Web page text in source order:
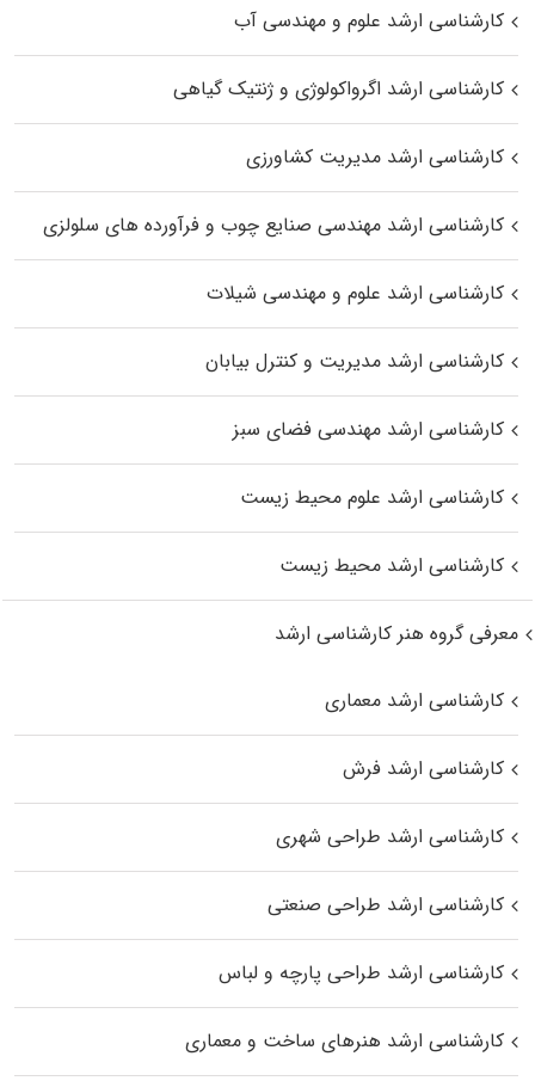
کارشناسی ارشد علوم و مهندسی آب
کارشناسی ارشد اگرواکولوژی و ژنتیک گیاهی
کارشناسی ارشد مدیریت کشاورزی
کارشناسی ارشد مهندسی صنایع چوب و فرآورده‌ های سلولزی
کارشناسی ارشد علوم و مهندسی شیلات
کارشناسی ارشد مدیریت و کنترل بیابان
کارشناسی ارشد مهندسی فضای سبز
کارشناسی ارشد علوم محیط‌ زیست
کارشناسی ارشد محیط زیست
معرفی گروه هنر کارشناسی ارشد
کارشناسی ارشد معماری
کارشناسی ارشد فرش
کارشناسی ارشد طراحی شهری
کارشناسی ارشد طراحی صنعتی
کارشناسی ارشد طراحی پارچه و لباس
کارشناسی ارشد هنرهای ساخت و معماری